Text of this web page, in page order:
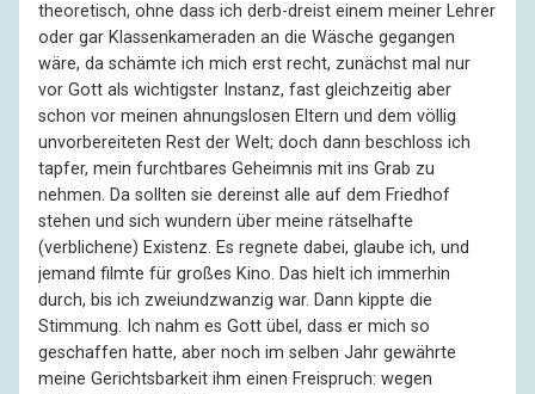
theoretisch, ohne dass ich derb-dreist einem meiner Lehrer
oder gar Klassenkameraden an die Wäsche gegangen
wäre, da schämte ich mich erst recht, zunächst mal nur
vor Gott als wichtigster Instanz, fast gleichzeitig aber
schon vor meinen ahnungslosen Eltern und dem völlig
unvorbereiteten Rest der Welt; doch dann beschloss ich
tapfer, mein furchtbares Geheimnis mit ins Grab zu
nehmen. Da sollten sie dereinst alle auf dem Friedhof
stehen und sich wundern über meine rätselhafte
(verblichene) Existenz. Es regnete dabei, glaube ich, und
jemand filmte für großes Kino. Das hielt ich immerhin
durch, bis ich zweiundzwanzig war. Dann kippte die
Stimmung. Ich nahm es Gott übel, dass er mich so
geschaffen hatte, aber noch im selben Jahr gewährte
meine Gerichtsbarkeit ihm einen Freispruch: wegen